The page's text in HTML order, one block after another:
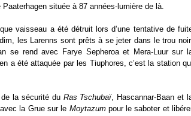
située à 87 années-lumière de là.
vaisseau a été détruit lors d’une tentative de
les Larenns sont prêts à se jeter dans le trou
se rend avec Farye Sepheroa et Mera-Luur sur
a été attaquée par les Tiuphores, c’est la station
la sécurité du Ras Tschubaï, Hascannar-Baan et
la Grue sur le Moytazumpour le saboter et